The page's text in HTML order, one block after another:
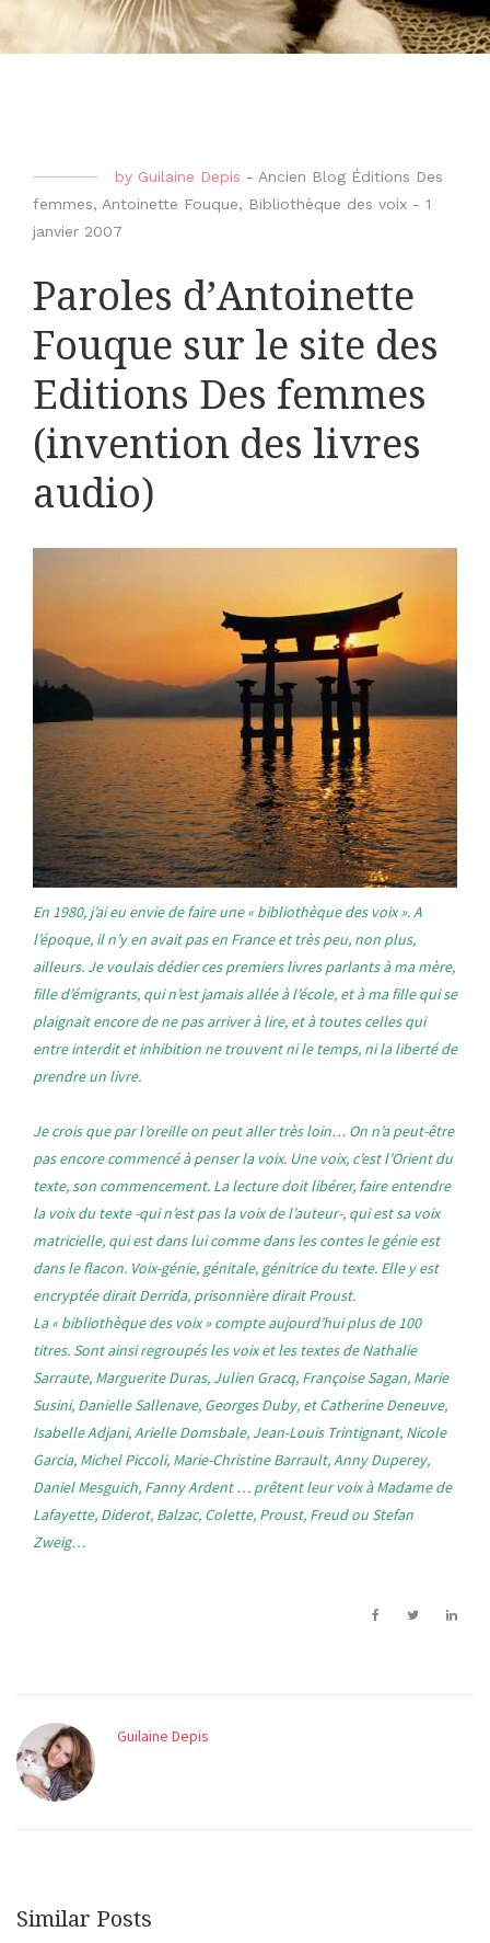
by Guilaine Depis - Ancien Blog Éditions Des
femmes, Antoinette Fouque, Bibliothèque des voix - 1
janvier 2007
Paroles d’Antoinette
Fouque sur le site des
Editions Des femmes
(invention des livres
audio)
En 1980, j’ai eu envie de faire une « bibliothèque des voix ». A
l’époque, il n’y en avait pas en France et très peu, non plus,
ailleurs. Je voulais dédier ces premiers livres parlants à ma mère,
fille d’émigrants, qui n’est jamais allée à l’école, et à ma fille qui se
plaignait encore de ne pas arriver à lire, et à toutes celles qui
entre interdit et inhibition ne trouvent ni le temps, ni la liberté de
prendre un livre.
Je crois que par l’oreille on peut aller très loin… On n’a peut-être
pas encore commencé à penser la voix. Une voix, c’est l’Orient du
texte, son commencement. La lecture doit libérer, faire entendre
la voix du texte -qui n’est pas la voix de l’auteur-, qui est sa voix
matricielle, qui est dans lui comme dans les contes le génie est
dans le flacon. Voix-génie, génitale, génitrice du texte. Elle y est
encryptée dirait Derrida, prisonnière dirait Proust.
La « bibliothèque des voix » compte aujourd’hui plus de 100
titres. Sont ainsi regroupés les voix et les textes de Nathalie
Sarraute, Marguerite Duras, Julien Gracq, Françoise Sagan, Marie
Susini, Danielle Sallenave, Georges Duby, et Catherine Deneuve,
Isabelle Adjani, Arielle Domsbale, Jean-Louis Trintignant, Nicole
Garcia, Michel Piccoli, Marie-Christine Barrault, Anny Duperey,
Daniel Mesguich, FannyArdent … prêtent leur voix àMadame de
Lafayette, Diderot, Balzac, Colette, Proust, Freud ou Stefan
Zweig…
Guilaine Depis
Similar Posts